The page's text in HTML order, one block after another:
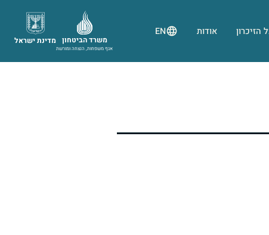
הזיכרון אודות EN
מדינת ישראל משרד הביטחון
אגף משפחות, הנצחה ומורשת